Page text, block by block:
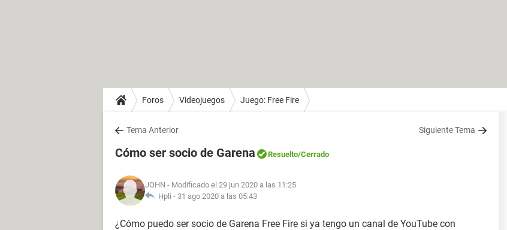
Foros Videojuegos Juego: Free Fire
Tema Anterior Siguiente Tema
Cómo ser socio de Garena Resuelto/Cerrado
JOHN - Modificado el 29 jun 2020 a las 11:25
Hpli - 31 ago 2020 a las 05:43
¿Cómo puedo ser socio de Garena Free Fire si ya tengo un canal de YouTube con